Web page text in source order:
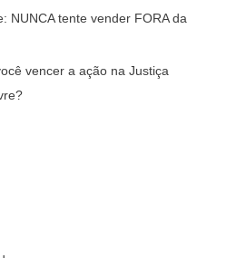
NUNCA tente vender FORA da
vencer a ação na Justiça